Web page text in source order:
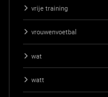
vrije training
vrouwenvoetbal
wat
watt